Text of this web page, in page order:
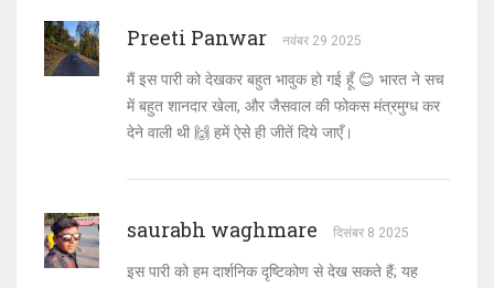
Preeti Panwar नवंबर 29 2025
मैं इस पारी को देखकर बहुत भावुक हो गई हूँ 😊 भारत ने सच
में बहुत शानदार खेला, और जैसवाल की फोकस मंत्रमुग्ध कर
देने वाली थी 🙌 हमें ऐसे ही जीतें दिये जाएँ।
saurabh waghmare दिसंबर 8 2025
इस पारी को हम दार्शनिक दृष्टिकोण से देख सकते हैं; यह